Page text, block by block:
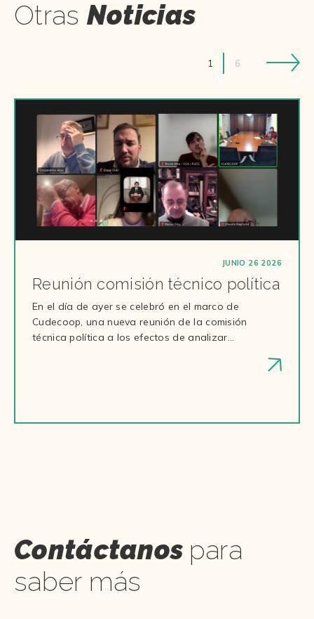
Otras Noticias
1 6
JUNIO 26 2026
Reunión comisión técnico política
En el día de ayer se celebró en el marco de
Cudecoop, una nueva reunión de la comisión
técnica política a los efectos de analizar…
Contáctanos para
saber más